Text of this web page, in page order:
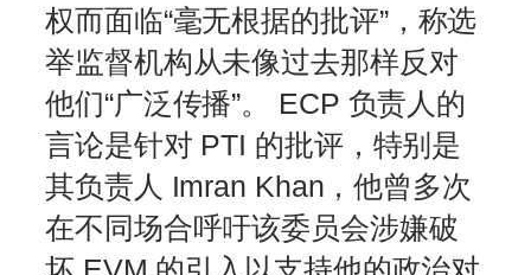
权而面临“毫无根据的批评”，称选
举监督机构从未像过去那样反对
他们“广泛传播”。 ECP 负责人的
言论是针对 PTI 的批评，特别是
其负责人 Imran Khan，他曾多次
在不同场合呼吁该委员会涉嫌破